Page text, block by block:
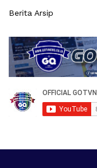
Berita Arsip